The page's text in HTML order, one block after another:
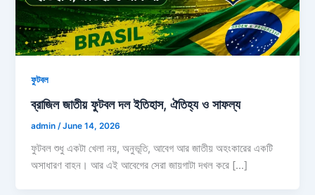
ফুটবল
ব্রাজিল জাতীয় ফুটবল দল ইতিহাস, ঐতিহ্য ও সাফল্য
admin /June 14, 2026
ফুটবল শুধু একটা খেলা নয়, অনুভূতি, আবেগ আর জাতীয় অহংকারের একটি
অসাধারণ বাহন। আর এই আবেগের সেরা জায়গাটা দখল করে […]